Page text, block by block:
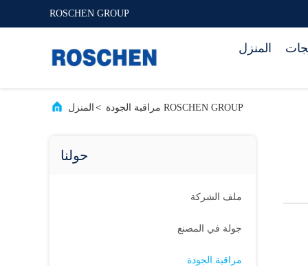
ROSCHEN GROUP
المنزل
المنزل > ROSCHEN GROUP مراقبة الجودة
حولنا
ملف الشركة
جولة في المصنع
مراقبة الجودة